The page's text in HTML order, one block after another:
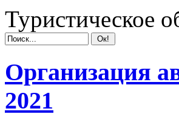
Туристическое
Организация
2021